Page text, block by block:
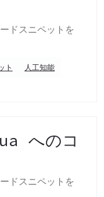
ドスニペットを
ト
人工知能
へのコ
ドスニペットを